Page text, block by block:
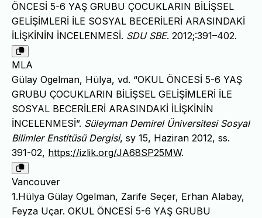
ÖNCESİ 5-6 YAŞ GRUBU ÇOCUKLARIN BİLİŞSEL
GELİŞİMLERİ İLE SOSYAL BECERİLERİ ARASINDAKİ
İLİŞKİNİN İNCELENMESİ. SDU SBE. 2012;:391–402.
MLA
Gülay Ogelman, Hülya, vd. “OKUL ÖNCESİ 5-6 YAŞ
GRUBU ÇOCUKLARIN BİLİŞSEL GELİŞİMLERİ İLE
SOSYAL BECERİLERİ ARASINDAKİ İLİŞKİNİN
İNCELENMESİ”. Süleyman Demirel Üniversitesi Sosyal
Bilimler Enstitüsü Dergisi, sy 15, Haziran 2012, ss.
391-02, https://izlik.org/JA68SP25MW.
Vancouver
1.Hülya Gülay Ogelman, Zarife Seçer, Erhan Alabay,
Feyza Uçar. OKUL ÖNCESİ 5-6 YAŞ GRUBU